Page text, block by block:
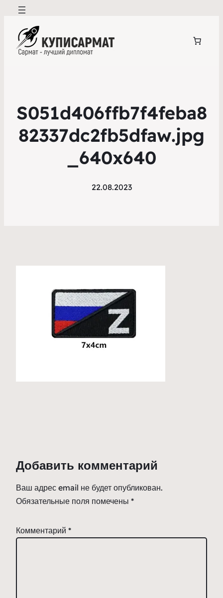
S051d406ffb7f4feba8
82337dc2fb5dfaw.jpg
_640x640
22.08.2023
Добавить комментарий
Ваш адрес email не будет опубликован.
Обязательные поля помечены *
Комментарий *